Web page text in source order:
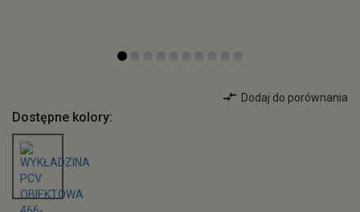
Dodaj do porównania
Dostępne kolory: